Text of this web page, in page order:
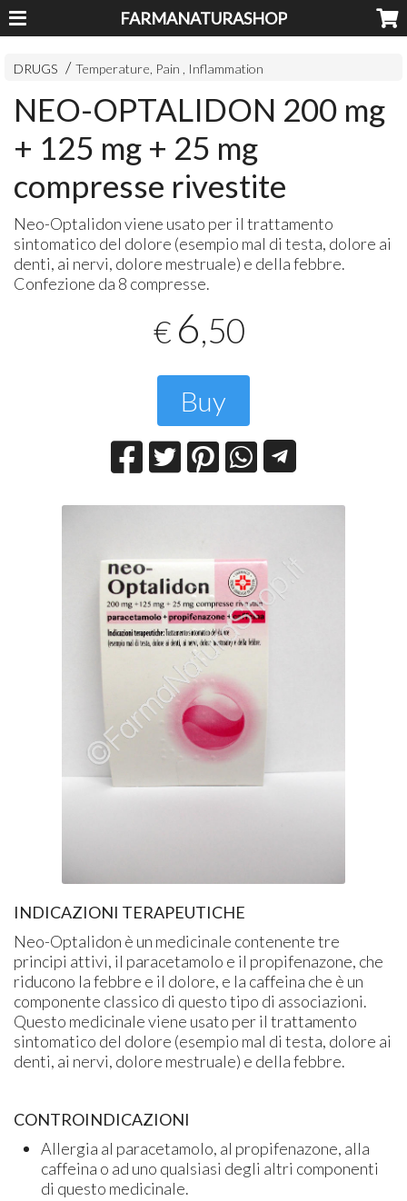
FARMANATURASHOP
DRUGS Temperature, Pain , Inflammation
NEO-OPTALIDON 200 mg
+ 125 mg + 25 mg
compresse rivestite
Neo-Optalidon viene usato per il trattamento
sintomatico del dolore (esempio mal di testa, dolore ai
denti, ai nervi, dolore mestruale) e della febbre.
Confezione da 8 compresse.
€ 6,50
Buy
INDICAZIONI TERAPEUTICHE
Neo-Optalidon è un medicinale contenente tre
principi attivi, il paracetamolo e il propifenazone, che
riducono la febbre e il dolore, e la caffeina che è un
componente classico di questo tipo di associazioni.
Questo medicinale viene usato per il trattamento
sintomatico del dolore (esempio mal di testa, dolore ai
denti, ai nervi, dolore mestruale) e della febbre.
CONTROINDICAZIONI
Allergia al paracetamolo, al propifenazone, alla
caffeina o ad uno qualsiasi degli altri componenti
di questo medicinale.